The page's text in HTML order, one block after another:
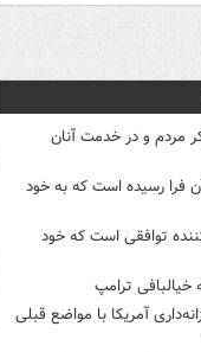
مردم و در خدمت آنان
فرا رسیده است که به خود
توافقی است که خود
خیالبافی ترامپ
آمریکا با مواضع قبلی